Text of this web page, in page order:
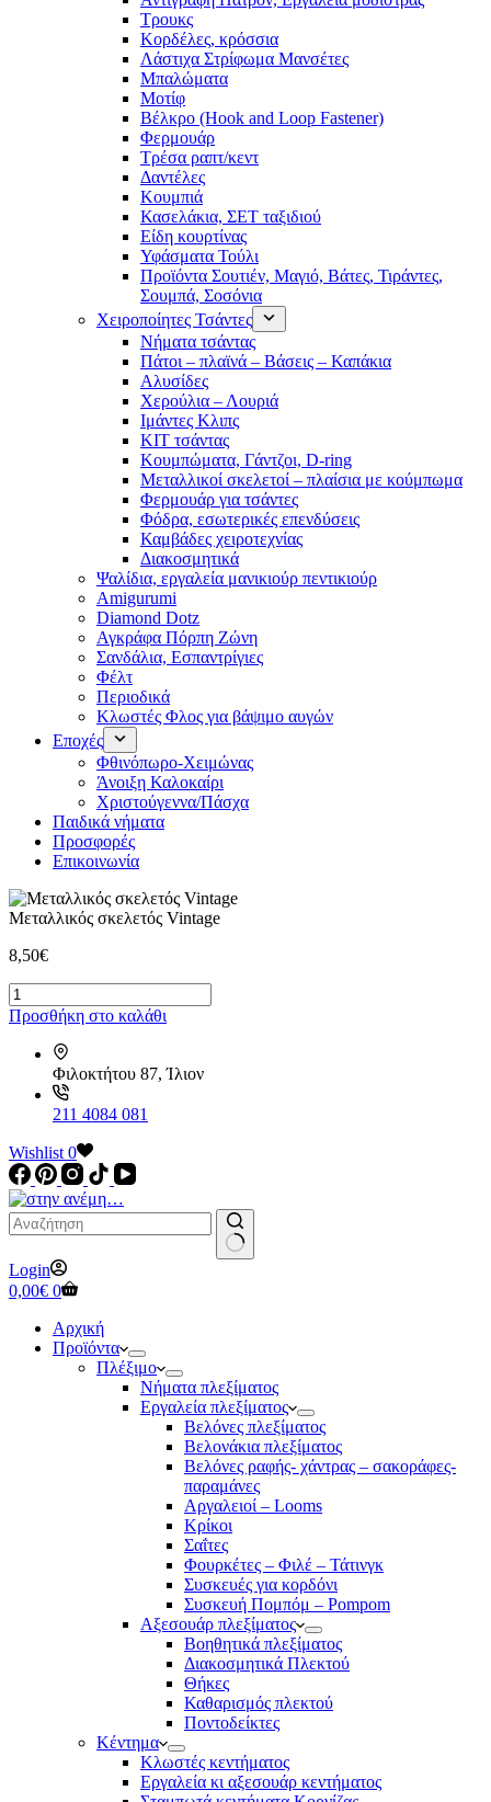
Τρουκς
Κορδέλες, κρόσσια
Λάστιχα Στρίφωμα Μανσέτες
Μπαλώματα
Mοτίφ
Βέλκρο (Hook and Loop Fastener)
Φερμουάρ
Τρέσα ραπτ/κεντ
Δαντέλες
Κουμπιά
Κασελάκια, ΣΕΤ ταξιδιού
Είδη κουρτίνας
Υφάσματα Τούλι
Προϊόντα Σουτιέν, Μαγιό, Βάτες, Τιράντες,
Σουμπά, Σοσόνια
Χειροποίητες Τσάντες
Νήματα τσάντας
Πάτοι – πλαϊνά – Βάσεις – Καπάκια
Αλυσίδες
Χερούλια – Λουριά
Ιμάντες Κλιπς
ΚΙΤ τσάντας
Κουμπώματα, Γάντζοι, D-ring
Μεταλλικοί σκελετοί – πλαίσια με κούμπωμα
Φερμουάρ για τσάντες
Φόδρα, εσωτερικές επενδύσεις
Καμβάδες χειροτεχνίας
Διακοσμητικά
Ψαλίδια, εργαλεία μανικιούρ πεντικιούρ
Amigurumi
Diamond Dotz
Αγκράφα Πόρπη Ζώνη
Σανδάλια, Εσπαντρίγιες
Φέλτ
Περιοδικά
Κλωστές Φλος για βάψιμο αυγών
Εποχές
Φθινόπωρο-Χειμώνας
Άνοιξη Καλοκαίρι
Χριστούγεννα/Πάσχα
Παιδικά νήματα
Προσφορές
Επικοινωνία
Μεταλλικός σκελετός Vintage
8,50€
Μεταλλικός
σκελετός
Vintage
ποσότητα
Προσθήκη στο καλάθι
Φιλοκτήτου 87, Ίλιον
211 4084 081
Wishlist 0
No
results
Login
Καλάθι
0,00€ 0
Αρχική
Προϊόντα
Πλέξιμο
Νήματα πλεξίματος
Εργαλεία πλεξίματος
Βελόνες πλεξίματος
Βελονάκια πλεξίματος
Βελόνες ραφής- χάντρας – σακοράφες-
παραμάνες
Αργαλειοί – Looms
Κρίκοι
Σαΐτες
Φουρκέτες – Φιλέ – Τάτινγκ
Συσκευές για κορδόνι
Συσκευή Πομπόμ – Pompom
Αξεσουάρ πλεξίματος
Βοηθητικά πλεξίματος
Διακοσμητικά Πλεκτού
Θήκες
Καθαρισμός πλεκτού
Ποντοδείκτες
Κέντημα
Κλωστές κεντήματος
Eργαλεία κι αξεσουάρ κεντήματος